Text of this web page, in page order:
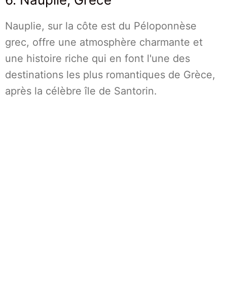
Nauplie, sur la côte est du Péloponnèse
grec, offre une atmosphère charmante et
une histoire riche qui en font l'une des
destinations les plus romantiques de Grèce,
après la célèbre île de Santorin.